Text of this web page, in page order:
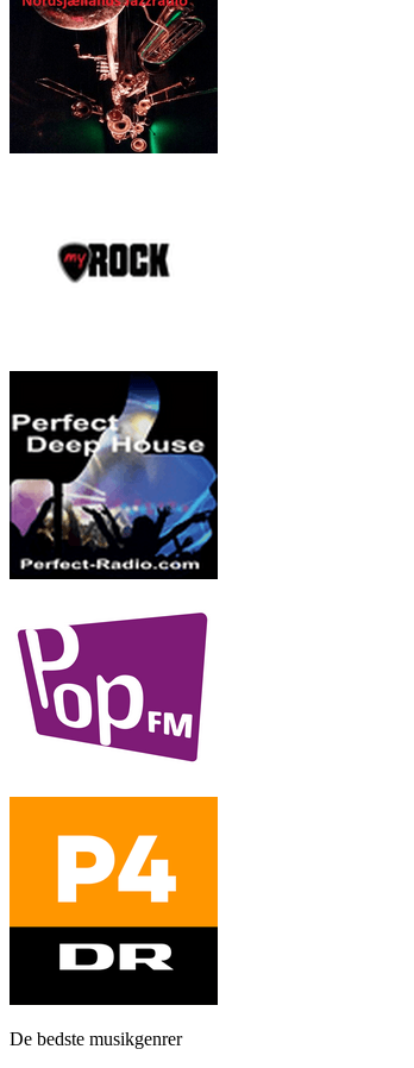
De bedste musikgenrer